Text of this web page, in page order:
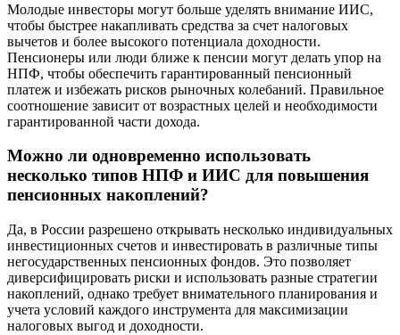
Молодые инвесторы могут больше уделять внимание ИИС,
чтобы быстрее накапливать средства за счет налоговых
вычетов и более высокого потенциала доходности.
Пенсионеры или люди ближе к пенсии могут делать упор на
НПФ, чтобы обеспечить гарантированный пенсионный
платеж и избежать рисков рыночных колебаний. Правильное
соотношение зависит от возрастных целей и необходимости
гарантированной части дохода.
Можно ли одновременно использовать
несколько типов НПФ и ИИС для повышения
пенсионных накоплений?
Да, в России разрешено открывать несколько индивидуальных
инвестиционных счетов и инвестировать в различные типы
негосударственных пенсионных фондов. Это позволяет
диверсифицировать риски и использовать разные стратегии
накоплений, однако требует внимательного планирования и
учета условий каждого инструмента для максимизации
налоговых выгод и доходности.